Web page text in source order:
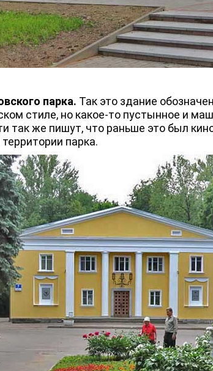
парка. Так это здание
стиле, но какое-то пустынное и
так же пишут, что раньше это был
парка.